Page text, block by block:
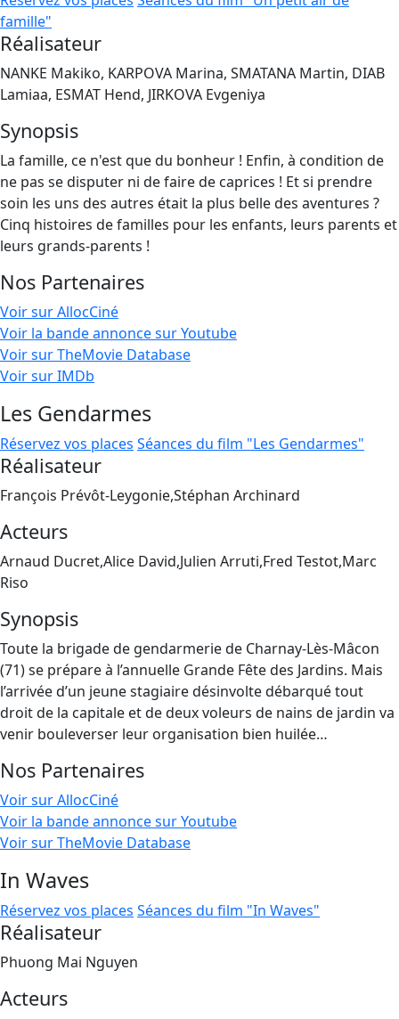
famille"
Réalisateur
NANKE Makiko, KARPOVA Marina, SMATANA Martin, DIAB
Lamiaa, ESMAT Hend, JIRKOVA Evgeniya
Synopsis
La famille, ce n'est que du bonheur ! Enfin, à condition de
ne pas se disputer ni de faire de caprices ! Et si prendre
soin les uns des autres était la plus belle des aventures ?
Cinq histoires de familles pour les enfants, leurs parents et
leurs grands-parents !
Nos Partenaires
Voir sur AllocCiné
Voir la bande annonce sur Youtube
Voir sur TheMovie Database
Voir sur IMDb
Les Gendarmes
Réservez vos places Séances du film "Les Gendarmes"
Réalisateur
François Prévôt-Leygonie,Stéphan Archinard
Acteurs
Arnaud Ducret,Alice David,Julien Arruti,Fred Testot,Marc
Riso
Synopsis
Toute la brigade de gendarmerie de Charnay-Lès-Mâcon
(71) se prépare à l’annuelle Grande Fête des Jardins. Mais
l’arrivée d’un jeune stagiaire désinvolte débarqué tout
droit de la capitale et de deux voleurs de nains de jardin va
venir bouleverser leur organisation bien huilée…
Nos Partenaires
Voir sur AllocCiné
Voir la bande annonce sur Youtube
Voir sur TheMovie Database
In Waves
Réservez vos places Séances du film "In Waves"
Réalisateur
Phuong Mai Nguyen
Acteurs